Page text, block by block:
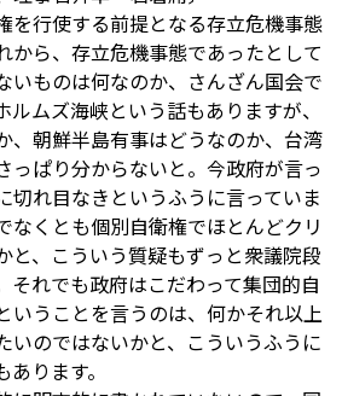
を行使する前提となる存立危機事態
から、存立危機事態であったとして
いものは何なのか、さんざん国会で
ムズ海峡という話もありますが、
、朝鮮半島有事はどうなのか、台湾
っぱり分からないと。今政府が言っ
切れ目なきというふうに言っていま
なくとも個別自衛権でほとんどクリ
と、こういう質疑もずっと衆議院段
それでも政府はこだわって集団的自
いうことを言うのは、何かそれ以上
いのではないかと、こういうふうに
ります。